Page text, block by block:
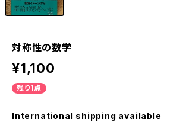
対称性の数学
¥1,100
残り1点
International shipping available